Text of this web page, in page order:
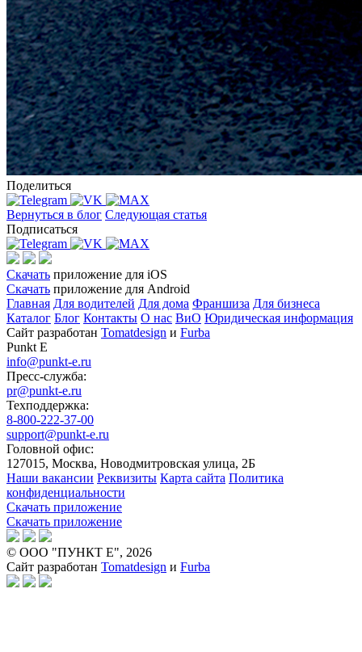
Поделиться
Вернуться в блог Следующая статья
Подписаться
Скачать приложение для iOS
Скачать приложение для Android
Главная Для водителей Для дома Франшиза Для бизнеса
Каталог Блог Контакты О нас ВиО Юридическая информация
Сайт разработан Tomatdesign и Furba
Punkt E
info@punkt-e.ru
Пресс-служба:
pr@punkt-e.ru
Техподдержка:
8-800-222-37-00
support@punkt-e.ru
Головной офис:
127015, Москва, Новодмитровская улица, 2Б
Наши вакансии Реквизиты Карта сайта Политика
конфиденциальности
Скачать приложение
Скачать приложение
© ООО "ПУНКТ Е", 2026
Сайт разработан Tomatdesign и Furba